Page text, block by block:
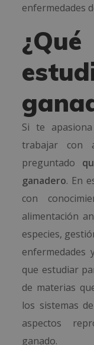
enfermedades
Si te
trabajar con
preguntado
ganadero. En
con
alimentación
especies,
enfermedades
que estudiar
de materias
los sistemas
aspectos
ganado.